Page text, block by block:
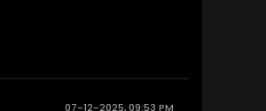
07-12-2025, 09:53 PM